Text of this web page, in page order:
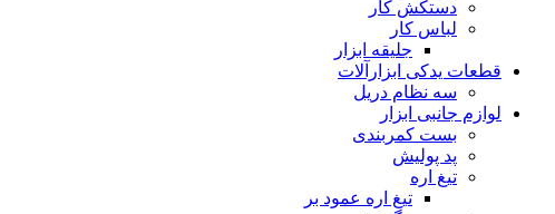
دستکش کار
لباس کار
جلیقه ابزار
قطعات یدکی ابزارآلات
سه نظام دریل
لوازم جانبی ابزار
بست کمربندی
پد پولیش
تیغ اره
تیغ اره عمود بر